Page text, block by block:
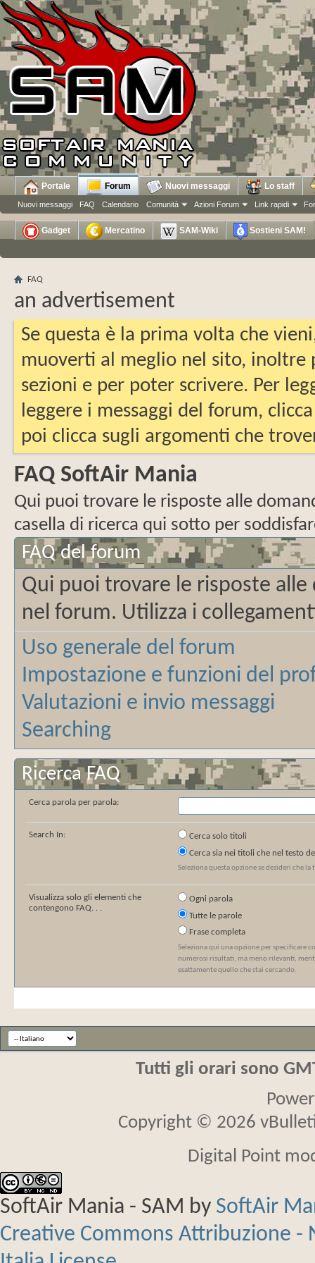
Portale Forum
Nuovi messaggi FAQ Calendario Comunità Azioni Forum Link rapidi
Nuovi messaggi Lo staff
Gadget Mercatino SAM-Wiki Sostieni SAM!
FAQ
an advertisement
Se questa è la prima volta che
muoverti al meglio nel sito, inoltre
sezioni e per poter scrivere. Per
leggere i messaggi del forum,
poi clicca sugli argomenti che
FAQ SoftAir Mania
Qui puoi trovare le risposte alle
casella di ricerca qui sotto per
FAQ del forum
Qui puoi trovare le risposte
nel forum. Utilizza i
Uso generale del forum
Impostazione e funzioni del
Valutazioni e invio messaggi
Searching
Ricerca FAQ
Cerca parola per parola:
Search In:
Cerca solo titoli
Cerca sia nei titoli che nel testo
Seleziona questa opzione se desideri che
Visualizza solo gli elementi che
contengono FAQ. . .
Ogni parola
Tutte le parole
Frase completa
Seleziona qui una opzione per specificare
numerosi risultati, ma meno rilevanti,
esattamente quello che stai cercando.
Tutti gli orari sono
Copyright © 2026
Digital Point
SoftAir Mania - SAM by SoftAir
Creative Commons Attribuzione